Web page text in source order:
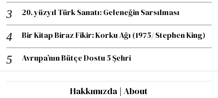
20. yüzyıl Türk Sanatı: Geleneğin Sarsılması
Bir Kitap Biraz Fikir: Korku Ağı (1975/ Stephen King)
Avrupa’nın Bütçe Dostu 5 Şehri
Hakkımızda | About